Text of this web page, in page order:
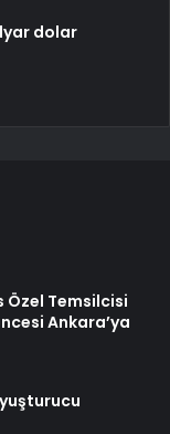
dolar
Özel Temsilcisi
Ankara’ya